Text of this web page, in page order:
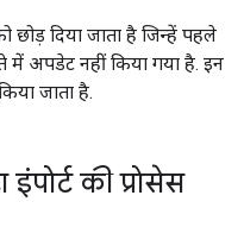
छोड़ दिया जाता है जिन्हें पहले
में अपडेट नहीं किया गया है. इन
जाता है.
की प्रोसेस